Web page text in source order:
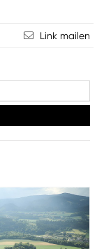
Link mailen